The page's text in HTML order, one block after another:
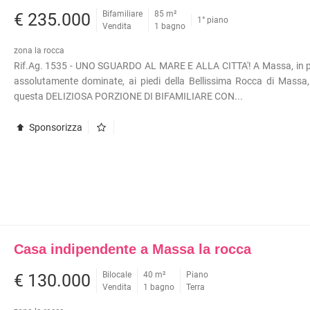
COMMERCIALI IN GESTIONE
METROPOLITANA
VILLETTE A SCHIERA
€ 235.000
Bifamiliare
Vendita
85 m²
1 bagno
1° piano
zona la rocca
Rif.Ag. 1535 - UNO SGUARDO AL MARE E ALLA CITTA'! A Massa, in
assolutamente dominate, ai piedi della Bellissima Rocca di
questa DELIZIOSA PORZIONE DI BIFAMILIARE CON...
Sponsorizza
Casa indipendente a Massa la rocca
€ 130.000
Bilocale
Vendita
40 m²
1 bagno
Piano
Terra